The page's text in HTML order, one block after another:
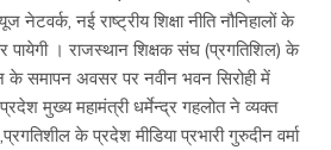
नेटवर्क, नई राष्ट्रीय शिक्षा नीति नौनिहालों के
। राजस्थान शिक्षक संघ (प्रगतिशिल) के
के समापन अवसर पर नवीन भवन सिरोही में
मुख्य महामंत्री धर्मेन्द्र गहलोत ने व्यक्त
के प्रदेश मीडिया प्रभारी गुरुदीन वर्मा